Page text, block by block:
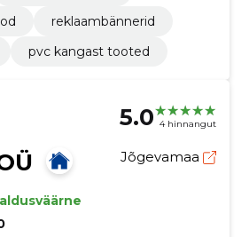
reklaambännerid
pvc kangast tooted
5.0 4 hinnangut
Jõgevamaa